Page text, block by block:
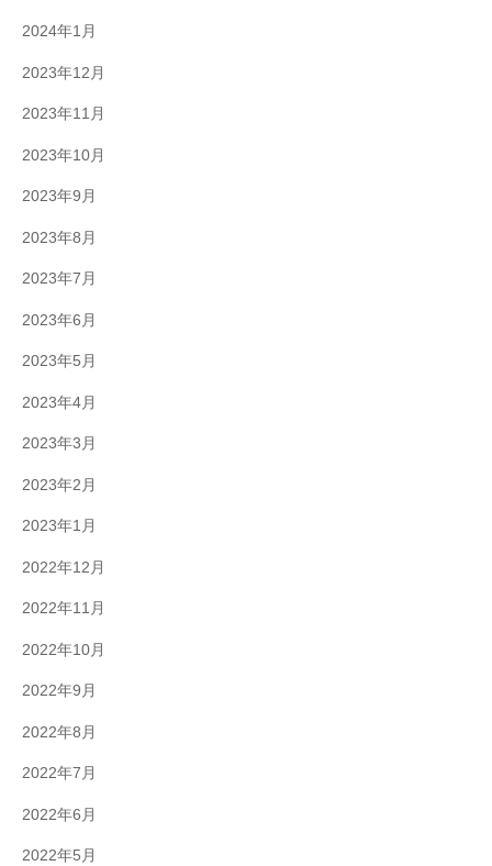
2024年1月
2023年12月
2023年11月
2023年10月
2023年9月
2023年8月
2023年7月
2023年6月
2023年5月
2023年4月
2023年3月
2023年2月
2023年1月
2022年12月
2022年11月
2022年10月
2022年9月
2022年8月
2022年7月
2022年6月
2022年5月